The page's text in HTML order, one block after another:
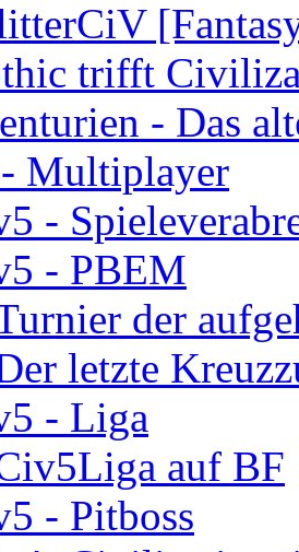
trifft
- Das
Multiplayer
-
- PBEM
der
letzte
- Liga
auf BF
- Pitboss